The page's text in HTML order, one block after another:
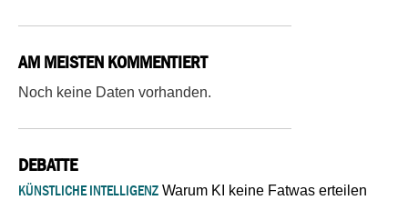
AM MEISTEN KOMMENTIERT
Noch keine Daten vorhanden.
DEBATTE
KÜNSTLICHE INTELLIGENZ Warum KI keine Fatwas erteilen